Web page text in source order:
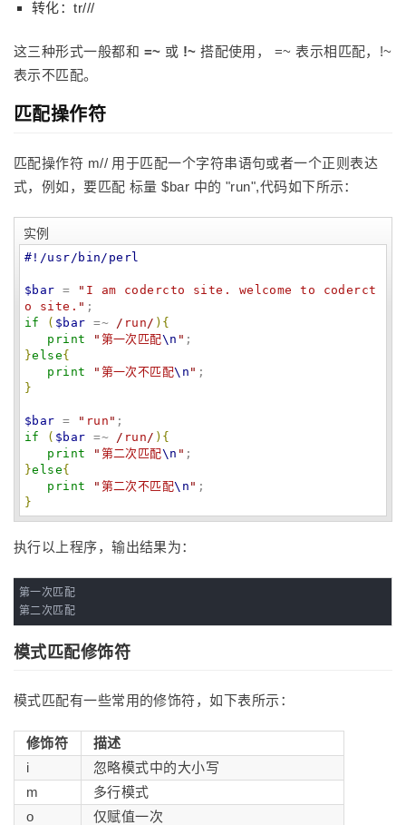
转化：tr///
这三种形式一般都和 =~ 或 !~ 搭配使用， =~ 表示相匹配，!~
表示不匹配。
匹配操作符
匹配操作符 m// 用于匹配一个字符串语句或者一个正则表达
式，例如，要匹配 标量 $bar 中的 "run",代码如下所示：
实例
#!/usr/bin/perl
$bar = " I am codercto site. welcome to coderct
o site. "
if
( $bar =~ / run/ ) {
print
" 第一次匹配\n "
}else{
print
" 第一次不匹配\n "
}
$bar = " run "
if
( $bar =~ / run/ ) {
print
" 第二次匹配\n "
}else{
print
" 第二次不匹配\n "
}
执行以上程序，输出结果为：
第一次匹配
第二次匹配
模式匹配修饰符
模式匹配有一些常用的修饰符，如下表所示：
修饰符
描述
i
忽略模式中的大小写
m
多行模式
o
仅赋值一次